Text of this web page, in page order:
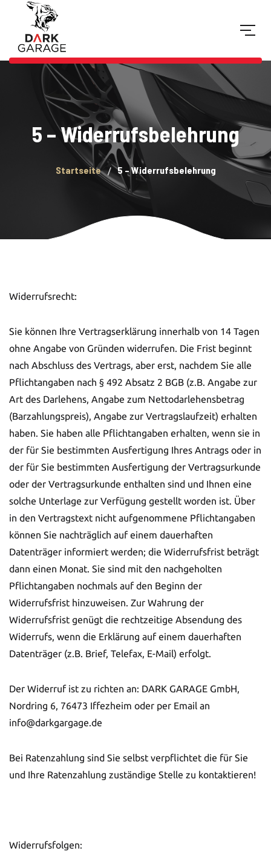
5 – Widerrufsbelehrung
Startseite 5 – Widerrufsbelehrung
Widerrufsrecht:
Sie können Ihre Vertragserklärung innerhalb von 14 Tagen
ohne Angabe von Gründen widerrufen. Die Frist beginnt
nach Abschluss des Vertrags, aber erst, nachdem Sie alle
Pflichtangaben nach § 492 Absatz 2 BGB (z.B. Angabe zur
Art des Darlehens, Angabe zum Nettodarlehensbetrag
(Barzahlungspreis), Angabe zur Vertragslaufzeit) erhalten
haben. Sie haben alle Pflichtangaben erhalten, wenn sie in
der für Sie bestimmten Ausfertigung Ihres Antrags oder in
der für Sie bestimmten Ausfertigung der Vertragsurkunde
oder der Vertragsurkunde enthalten sind und Ihnen eine
solche Unterlage zur Verfügung gestellt worden ist. Über
in den Vertragstext nicht aufgenommene Pflichtangaben
können Sie nachträglich auf einem dauerhaften
Datenträger informiert werden; die Widerrufsfrist beträgt
dann einen Monat. Sie sind mit den nachgeholten
Pflichtangaben nochmals auf den Beginn der
Widerrufsfrist hinzuweisen. Zur Wahrung der
Widerrufsfrist genügt die rechtzeitige Absendung des
Widerrufs, wenn die Erklärung auf einem dauerhaften
Datenträger (z.B. Brief, Telefax, E-Mail) erfolgt.
Der Widerruf ist zu richten an: DARK GARAGE GmbH,
Nordring 6, 76473 Iffezheim oder per Email an
info@darkgargage.de
Bei Ratenzahlung sind Sie selbst verpflichtet die für Sie
und Ihre Ratenzahlung zuständige Stelle zu kontaktieren!
Widerrufsfolgen: